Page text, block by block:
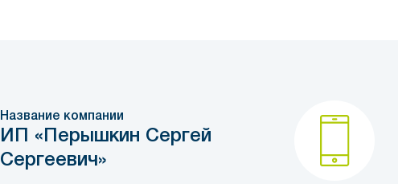
Название компании
ИП «Перышкин Сергей
Сергеевич»